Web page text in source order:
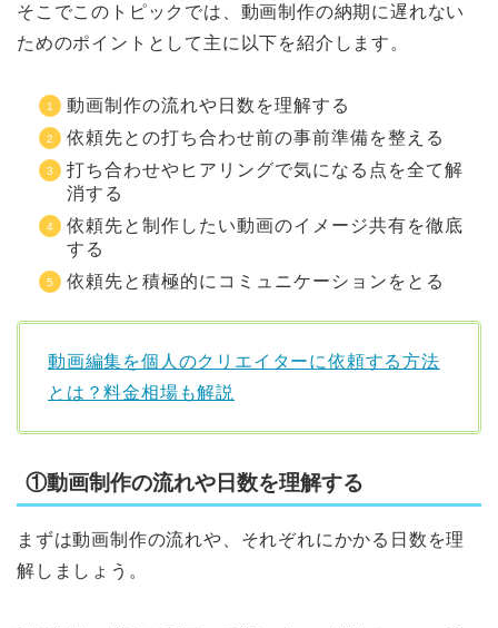
そこでこのトピックでは、動画制作の納期に遅れない
ためのポイントとして主に以下を紹介します。
動画制作の流れや日数を理解する
依頼先との打ち合わせ前の事前準備を整える
打ち合わせやヒアリングで気になる点を全て解
消する
依頼先と制作したい動画のイメージ共有を徹底
する
依頼先と積極的にコミュニケーションをとる
動画編集を個人のクリエイターに依頼する方法
とは？料金相場も解説
①動画制作の流れや日数を理解する
まずは動画制作の流れや、それぞれにかかる日数を理
解しましょう。